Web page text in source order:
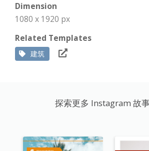
Dimension
1080 x 1920 px
Related Templates
建筑
探索更多 Instagram 故